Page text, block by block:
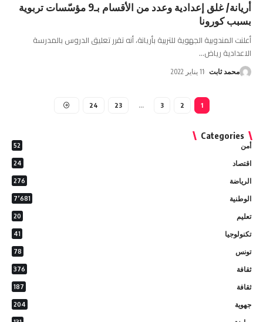
أريانة/ غلق إعدادية وعدد من الأقسام بـ9 مؤسّسات تربوية
بسبب كورونا
أعلنت المندوبية الجهوية للتربية بأريانة، أنه تقرر تعليق الدروس بالمدرسة
الاعدادية رياض…
محمد ثابت 11 يناير 2022
23
24
Categories
أمن 52
اقتصاد 24
الرياضة 276
الوطنية 7٬681
تعليم 20
تكنولوجيا 41
تونس 78
ثقافة 376
ثقافة 187
جهوية 204